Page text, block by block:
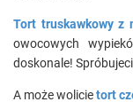
Tort truskawkowy z
owocowych
doskonale!
A może wolicietort